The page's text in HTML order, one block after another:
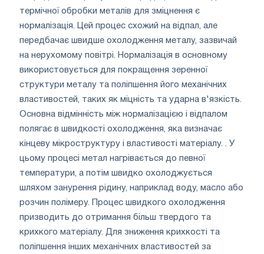
термічної обробки металів для зміцнення є
нормалізація. Цей процес схожий на відпал, але
передбачає швидше охолодження металу, зазвичай
на нерухомому повітрі. Нормалізація в основному
використовується для покращення зеренної
структури металу та поліпшення його механічних
властивостей, таких як міцність та ударна в'язкість.
Основна відмінність між нормалізацією і відпалом
полягає в швидкості охолодження, яка визначає
кінцеву мікроструктуру і властивості матеріалу. . У
цьому процесі метал нагрівається до певної
температури, а потім швидко охолоджується
шляхом занурення рідину, наприклад воду, масло або
розчин полімеру. Процес швидкого охолодження
призводить до отримання більш твердого та
крихкого матеріалу. Для зниження крихкості та
поліпшення інших механічних властивостей за